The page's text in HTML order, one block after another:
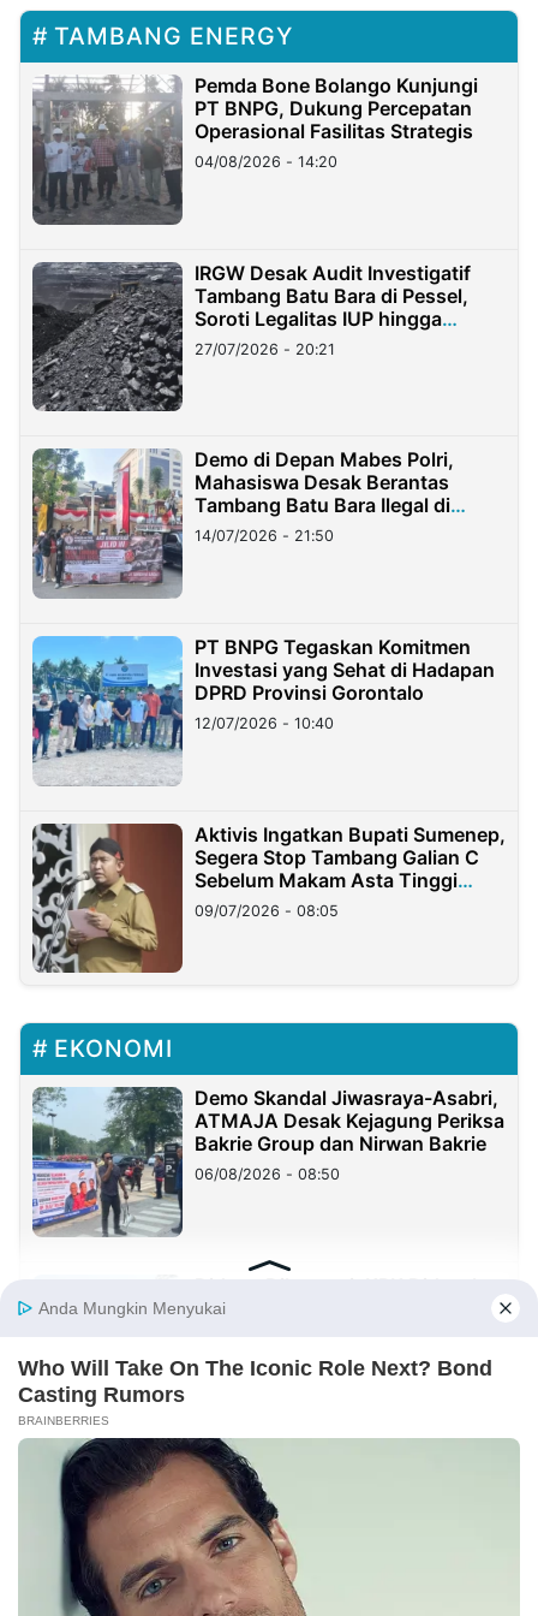
TAMBANG ENERGY
Pemda Bone Bolango Kunjungi
PT BNPG, Dukung Percepatan
Operasional Fasilitas Strategis
04/08/2026 - 14:20
IRGW Desak Audit Investigatif
Tambang Batu Bara di Pessel,
Soroti Legalitas IUP hingga
Stockpile
27/07/2026 - 20:21
Demo di Depan Mabes Polri,
Mahasiswa Desak Berantas
Tambang Batu Bara Ilegal di
Lampung
14/07/2026 - 21:50
PT BNPG Tegaskan Komitmen
Investasi yang Sehat di Hadapan
DPRD Provinsi Gorontalo
12/07/2026 - 10:40
Aktivis Ingatkan Bupati Sumenep,
Segera Stop Tambang Galian C
Sebelum Makam Asta Tinggi
Longsor
09/07/2026 - 08:05
EKONOMI
Demo Skandal Jiwasraya-Asabri,
ATMAJA Desak Kejagung Periksa
Bakrie Group dan Nirwan Bakrie
06/08/2026 - 08:50
Segera Periksa Dirut PT ADCP
05/08/2026 - 07:05
Jalan Mulus, Rezeki Mengalir:
Ruas Cimuntuk–Malangnengah
Dongkrak Ekonomi Warga
04/08/2026 - 13:13